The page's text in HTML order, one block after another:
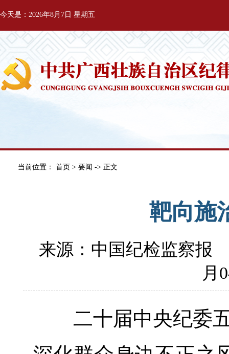
今天是：2026年8月7日 星期五
当前位置： 首页 > 要闻 -> 正文
靶向施
来源：中国纪检监察报
月
二十届中央纪委五